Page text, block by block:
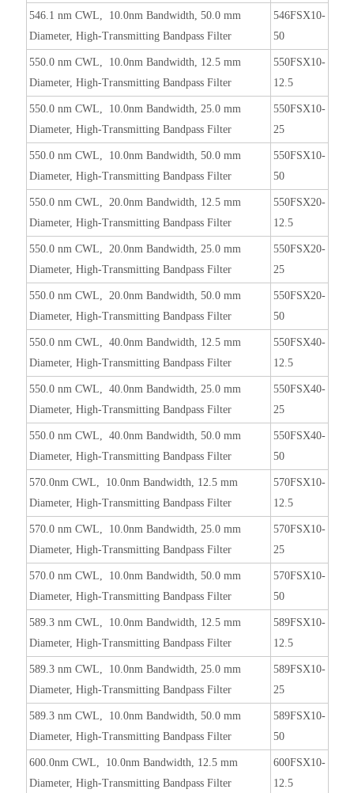
546.1 nm CWL, 10.0nm Bandwidth, 50.0 mm
Diameter, High-Transmitting Bandpass Filter
546FSX10-
50
550.0 nm CWL, 10.0nm Bandwidth, 12.5 mm
Diameter, High-Transmitting Bandpass Filter
550FSX10-
12.5
550.0 nm CWL, 10.0nm Bandwidth, 25.0 mm
Diameter, High-Transmitting Bandpass Filter
550FSX10-
25
550.0 nm CWL, 10.0nm Bandwidth, 50.0 mm
Diameter, High-Transmitting Bandpass Filter
550FSX10-
50
550.0 nm CWL, 20.0nm Bandwidth, 12.5 mm
Diameter, High-Transmitting Bandpass Filter
550FSX20-
12.5
550.0 nm CWL, 20.0nm Bandwidth, 25.0 mm
Diameter, High-Transmitting Bandpass Filter
550FSX20-
25
550.0 nm CWL, 20.0nm Bandwidth, 50.0 mm
Diameter, High-Transmitting Bandpass Filter
550FSX20-
50
550.0 nm CWL, 40.0nm Bandwidth, 12.5 mm
Diameter, High-Transmitting Bandpass Filter
550FSX40-
12.5
550.0 nm CWL, 40.0nm Bandwidth, 25.0 mm
Diameter, High-Transmitting Bandpass Filter
550FSX40-
25
550.0 nm CWL, 40.0nm Bandwidth, 50.0 mm
Diameter, High-Transmitting Bandpass Filter
550FSX40-
50
570.0nm CWL, 10.0nm Bandwidth, 12.5 mm
Diameter, High-Transmitting Bandpass Filter
570FSX10-
12.5
570.0 nm CWL, 10.0nm Bandwidth, 25.0 mm
Diameter, High-Transmitting Bandpass Filter
570FSX10-
25
570.0 nm CWL, 10.0nm Bandwidth, 50.0 mm
Diameter, High-Transmitting Bandpass Filter
570FSX10-
50
589.3 nm CWL, 10.0nm Bandwidth, 12.5 mm
Diameter, High-Transmitting Bandpass Filter
589FSX10-
12.5
589.3 nm CWL, 10.0nm Bandwidth, 25.0 mm
Diameter, High-Transmitting Bandpass Filter
589FSX10-
25
589.3 nm CWL, 10.0nm Bandwidth, 50.0 mm
Diameter, High-Transmitting Bandpass Filter
589FSX10-
50
600.0nm CWL, 10.0nm Bandwidth, 12.5 mm
Diameter, High-Transmitting Bandpass Filter
600FSX10-
12.5